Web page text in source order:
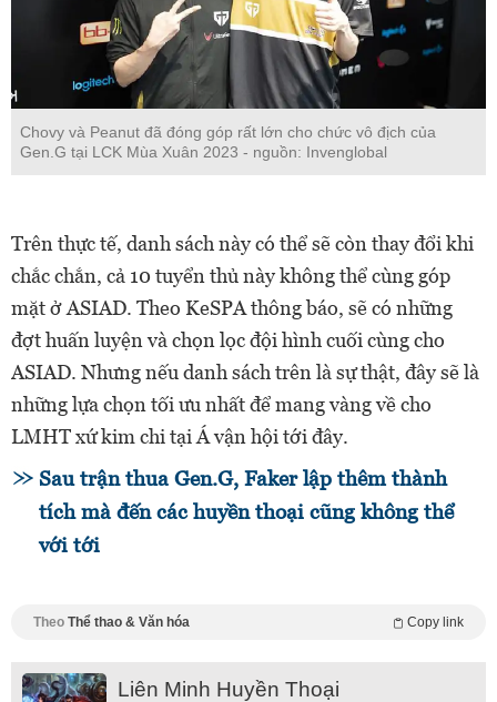
Chovy và Peanut đã đóng góp rất lớn cho chức vô địch của
Gen.G tại LCK Mùa Xuân 2023 - nguồn: Invenglobal
Trên thực tế, danh sách này có thể sẽ còn thay đổi khi
chắc chắn, cả 10 tuyển thủ này không thể cùng góp
mặt ở ASIAD. Theo KeSPA thông báo, sẽ có những
đợt huấn luyện và chọn lọc đội hình cuối cùng cho
ASIAD. Nhưng nếu danh sách trên là sự thật, đây sẽ là
những lựa chọn tối ưu nhất để mang vàng về cho
LMHT xứ kim chi tại Á vận hội tới đây.
Sau trận thua Gen.G, Faker lập thêm thành
tích mà đến các huyền thoại cũng không thể
với tới
Theo Thể thao & Văn hóa Copy link
Liên Minh Huyền Thoại